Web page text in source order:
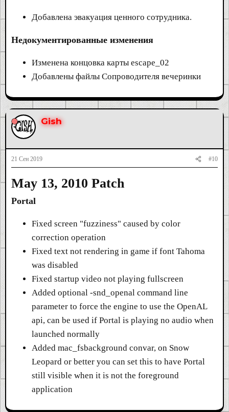
Добавлена эвакуация ценного сотрудника.
Недокументированные изменения
Изменена концовка карты escape_02
Добавлены файлы Сопроводителя вечеринки
Gish
21 Сен 2019 #10
May 13, 2010 Patch
Portal
Fixed screen "fuzziness" caused by color
correction operation
Fixed text not rendering in game if font Tahoma
was disabled
Fixed startup video not playing fullscreen
Added optional -snd_openal command line
parameter to force the engine to use the OpenAL
api, can be used if Portal is playing no audio when
launched normally
Added mac_fsbackground convar, on Snow
Leopard or better you can set this to have Portal
still visible when it is not the foreground
application